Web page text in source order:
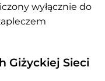
wyłącznie do
Giżyckiej Sieci